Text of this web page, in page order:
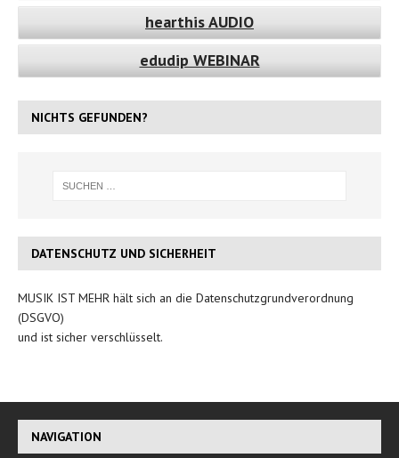
hearthis AUDIO
edudip WEBINAR
NICHTS GEFUNDEN?
DATENSCHUTZ UND SICHERHEIT
MUSIK IST MEHR hält sich an die Datenschutzgrundverordnung
(DSGVO)
und ist sicher verschlüsselt.
NAVIGATION